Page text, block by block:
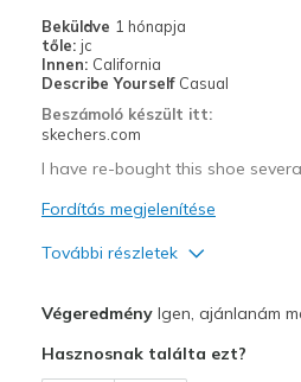
View On Shoes
Beküldve 1 hónapja
tőle: jc
Innen: California
Describe Yourself Casual
Beszámoló készült itt:
skechers.com
I have re-bought this shoe
Fordítás megjelenítése
További részletek
Durable
VégeredményIgen, ajánlanám
Hasznosnak találta ezt?